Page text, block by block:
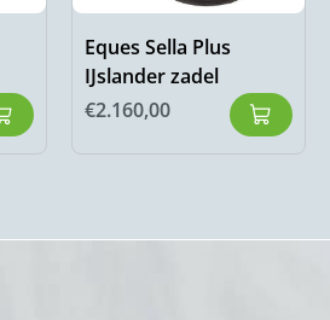
Eques Sella Plus
IJslander zadel
€2.160,00